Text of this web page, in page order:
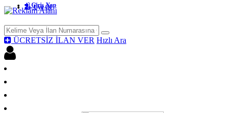
Üye Ol
Giriş Yap
ÜCRETSİZ İLAN VER Hızlı Ara